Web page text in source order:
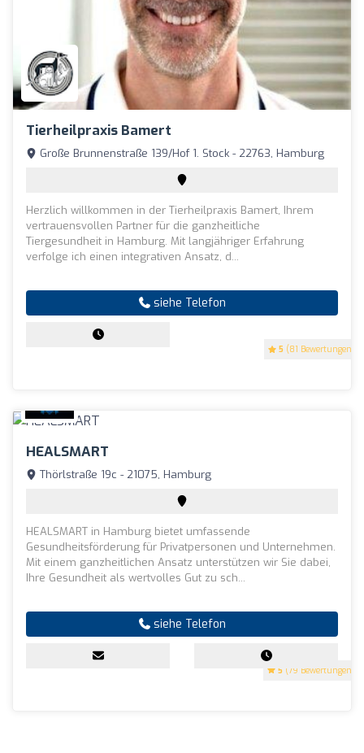
Tierheilpraxis Bamert
5 (81 Bewertungen)
Große Brunnenstraße 139/Hof 1. Stock - 22763, Hamburg
Herzlich willkommen in der Tierheilpraxis Bamert, Ihrem
vertrauensvollen Partner für die ganzheitliche
Tiergesundheit in Hamburg. Mit langjähriger Erfahrung
verfolge ich einen integrativen Ansatz, d...
siehe Telefon
HEALSMART
5 (79 Bewertungen)
Thörlstraße 19c - 21075, Hamburg
HEALSMART in Hamburg bietet umfassende
Gesundheitsförderung für Privatpersonen und Unternehmen.
Mit einem ganzheitlichen Ansatz unterstützen wir Sie dabei,
Ihre Gesundheit als wertvolles Gut zu sch...
siehe Telefon